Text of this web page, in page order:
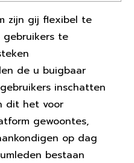
zijn gij flexibel te
te
de u buigbaar
inschatten
dit het voor
gewoontes,
op dag
bestaan